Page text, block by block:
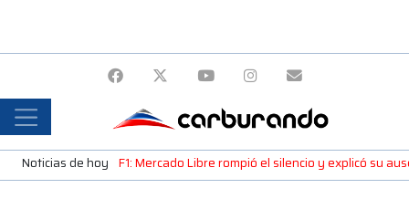
Noticias de hoy F1: Mercado Libre rompió el silencio y explicó su